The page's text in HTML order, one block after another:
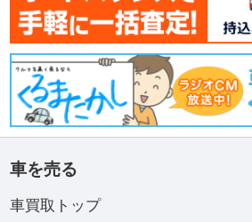
車を売る
車買取トップ